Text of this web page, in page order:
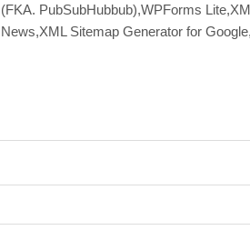
(FKA. PubSubHubbub),WPForms
News,XML Sitemap Generator for